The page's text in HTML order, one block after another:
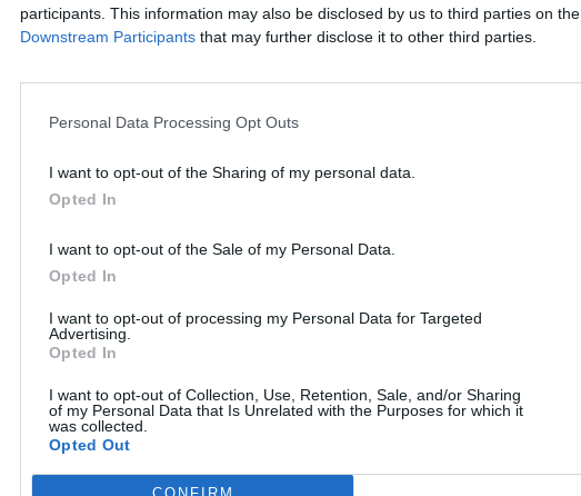
participants. This information may also be disclosed by us to third parties on the
Downstream Participants that may further disclose it to other third parties.
Personal Data Processing Opt Outs
I want to opt-out of the Sharing of my personal data.
Opted In
I want to opt-out of the Sale of my Personal Data.
Opted In
I want to opt-out of processing my Personal Data for Targeted
Advertising.
Opted In
I want to opt-out of Collection, Use, Retention, Sale, and/or Sharing
of my Personal Data that Is Unrelated with the Purposes for which it
was collected.
Opted Out